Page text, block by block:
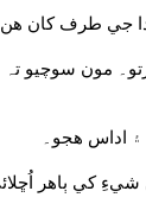
جي طرف کان
مون سوچيو تہ
اداس هجو۔
کي ٻاهر